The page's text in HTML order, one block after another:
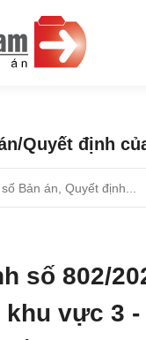
Quyết định
số 802/
vực 3 -